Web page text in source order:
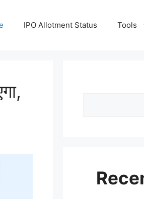
IPO Allotment Status Tools